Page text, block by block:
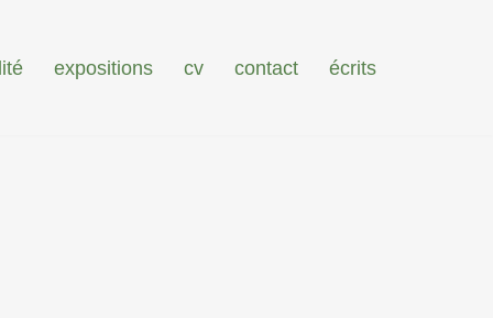
expositions cv contact écrits